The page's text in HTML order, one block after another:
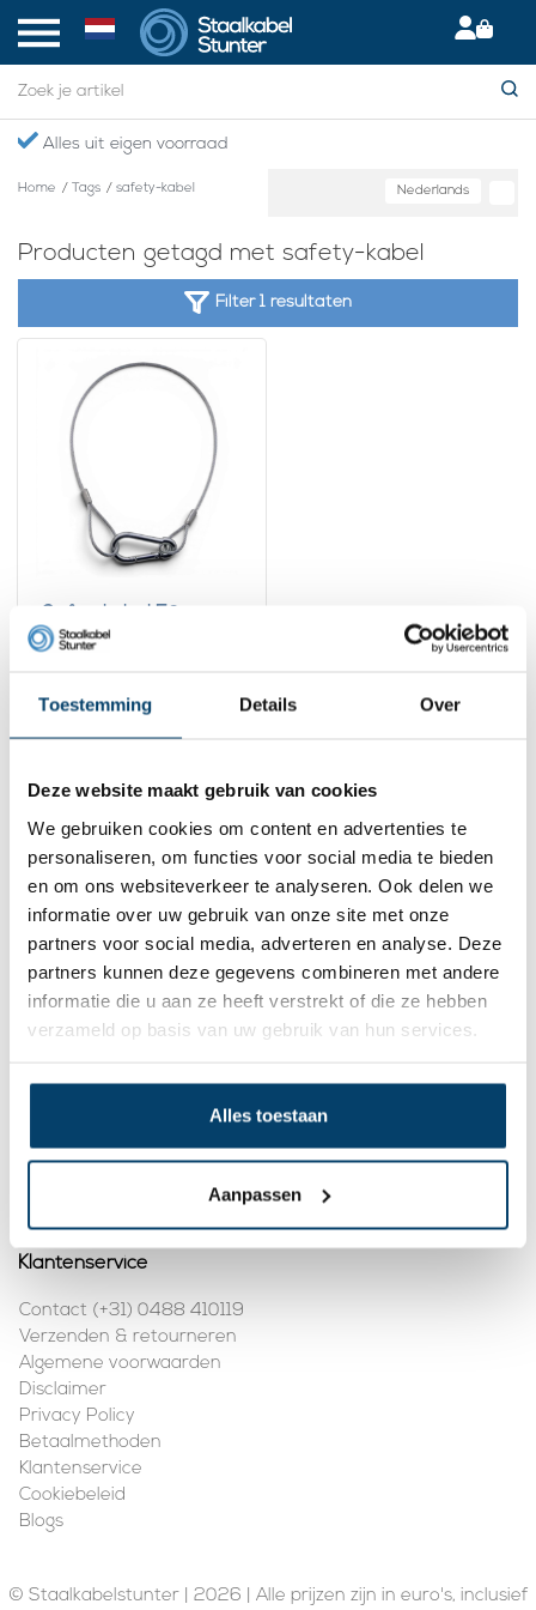
Toestemming Details Over
Deze website maakt gebruik van cookies
We gebruiken cookies om content en advertenties te
personaliseren, om functies voor social media te bieden
en om ons websiteverkeer te analyseren. Ook delen we
informatie over uw gebruik van onze site met onze
partners voor social media, adverteren en analyse. Deze
partners kunnen deze gegevens combineren met andere
informatie die u aan ze heeft verstrekt of die ze hebben
verzameld op basis van uw gebruik van hun services.
Alles toestaan
Aanpassen
Alles uit eigen voorraad
Home / Tags / safety-kabel Nederlands
Producten getagd met safety-kabel
Filter 1 resultaten
Bekijk product
Op voorraad
Contact
Adres:Dalwagenseweg 91 4043MV Opheusden
E-mail: info@staalkabelstunter.com
Telefoonnummer: +31488410119
KVK nummer:
78463092
BTW nummer:
Registreren
Klantenservice
Contact (+31) 0488 410119
Verzenden & retourneren
Algemene voorwaarden
Disclaimer
Privacy Policy
Betaalmethoden
Klantenservice
Cookiebeleid
Blogs
© Staalkabelstunter | 2026 | Alle prijzen zijn in euro's, inclusief